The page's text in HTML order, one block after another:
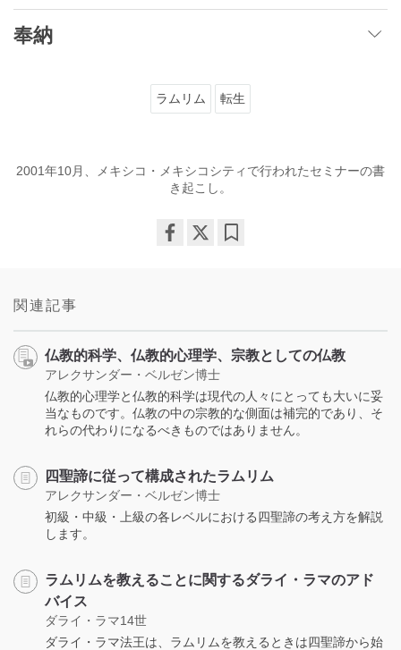
奉納
ラムリム 転生
2001年10月、メキシコ・メキシコシティで行われたセミナーの書
き起こし。
関連記事
仏教的科学、仏教的心理学、宗教としての仏教
アレクサンダー・ベルゼン博士
仏教的心理学と仏教的科学は現代の人々にとっても大いに妥
当なものです。仏教の中の宗教的な側面は補完的であり、そ
れらの代わりになるべきものではありません。
四聖諦に従って構成されたラムリム
アレクサンダー・ベルゼン博士
初級・中級・上級の各レベルにおける四聖諦の考え方を解説
します。
ラムリムを教えることに関するダライ・ラマのアド
バイス
ダライ・ラマ14世
ダライ・ラマ法王は、ラムリムを教えるときは四聖諦から始